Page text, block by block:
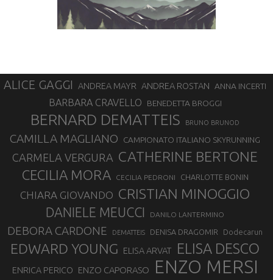
ALICE GAGGI ANDREA MAYR ANDREA ROSTAN ANNA INCERTI
BARBARA CRAVELLO BENEDETTA BROGGI
BERNARD DEMATTEIS BRUNO BRUNOD
CAMILLA MAGLIANO CAMPIONATO ITALIANO SKYRUNNING
CARMELA VERGURA CATHERINE BERTONE
CECILIA MORA CECILIA PEDRONI CHARLOTTE BONIN
CHIARA GIOVANDO CRISTIAN MINOGGIO
DANIELE MEUCCI DANILO LANTERMINO
DEBORA CARDONE DEMATTEIS DENISA DRAGOMIR Dodecarun
EDWARD YOUNG ELISA ARVAT ELISA DESCO
ENRICA PERICO ENZO CAPORASO ENZO MERSI